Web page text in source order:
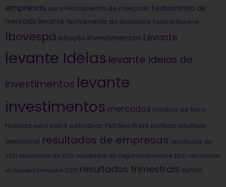
empresas euro Fechamento de mercado Fechamento de
mercado levante fechamento do ibovespa Federal Reserve
Ibovespa inflação investimentos Levante
levante Ideias levante ideias de
investimentos levante
investimentos mercados minério de ferro
Nasdaq petr3 petr4 petrobras Petróleo Brent política resultado
operacional resultados de empresas resultados do
2T21 resultados do 3T21 resultados do segundo trimestre 2021 resultados
do terceiro trimestre 2021 resultados trimestrais S&P500